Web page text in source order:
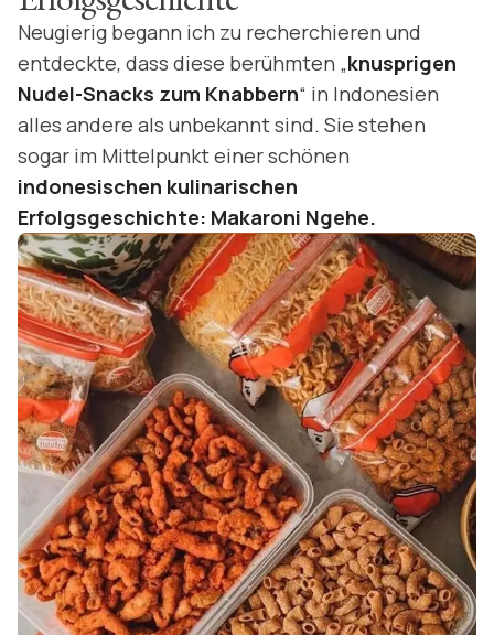
Neugierig begann ich zu recherchieren und
entdeckte, dass diese berühmten „knusprigen
Nudel-Snacks zum Knabbern“ in Indonesien
alles andere als unbekannt sind. Sie stehen
sogar im Mittelpunkt einer schönen
indonesischen kulinarischen
Erfolgsgeschichte: Makaroni Ngehe.